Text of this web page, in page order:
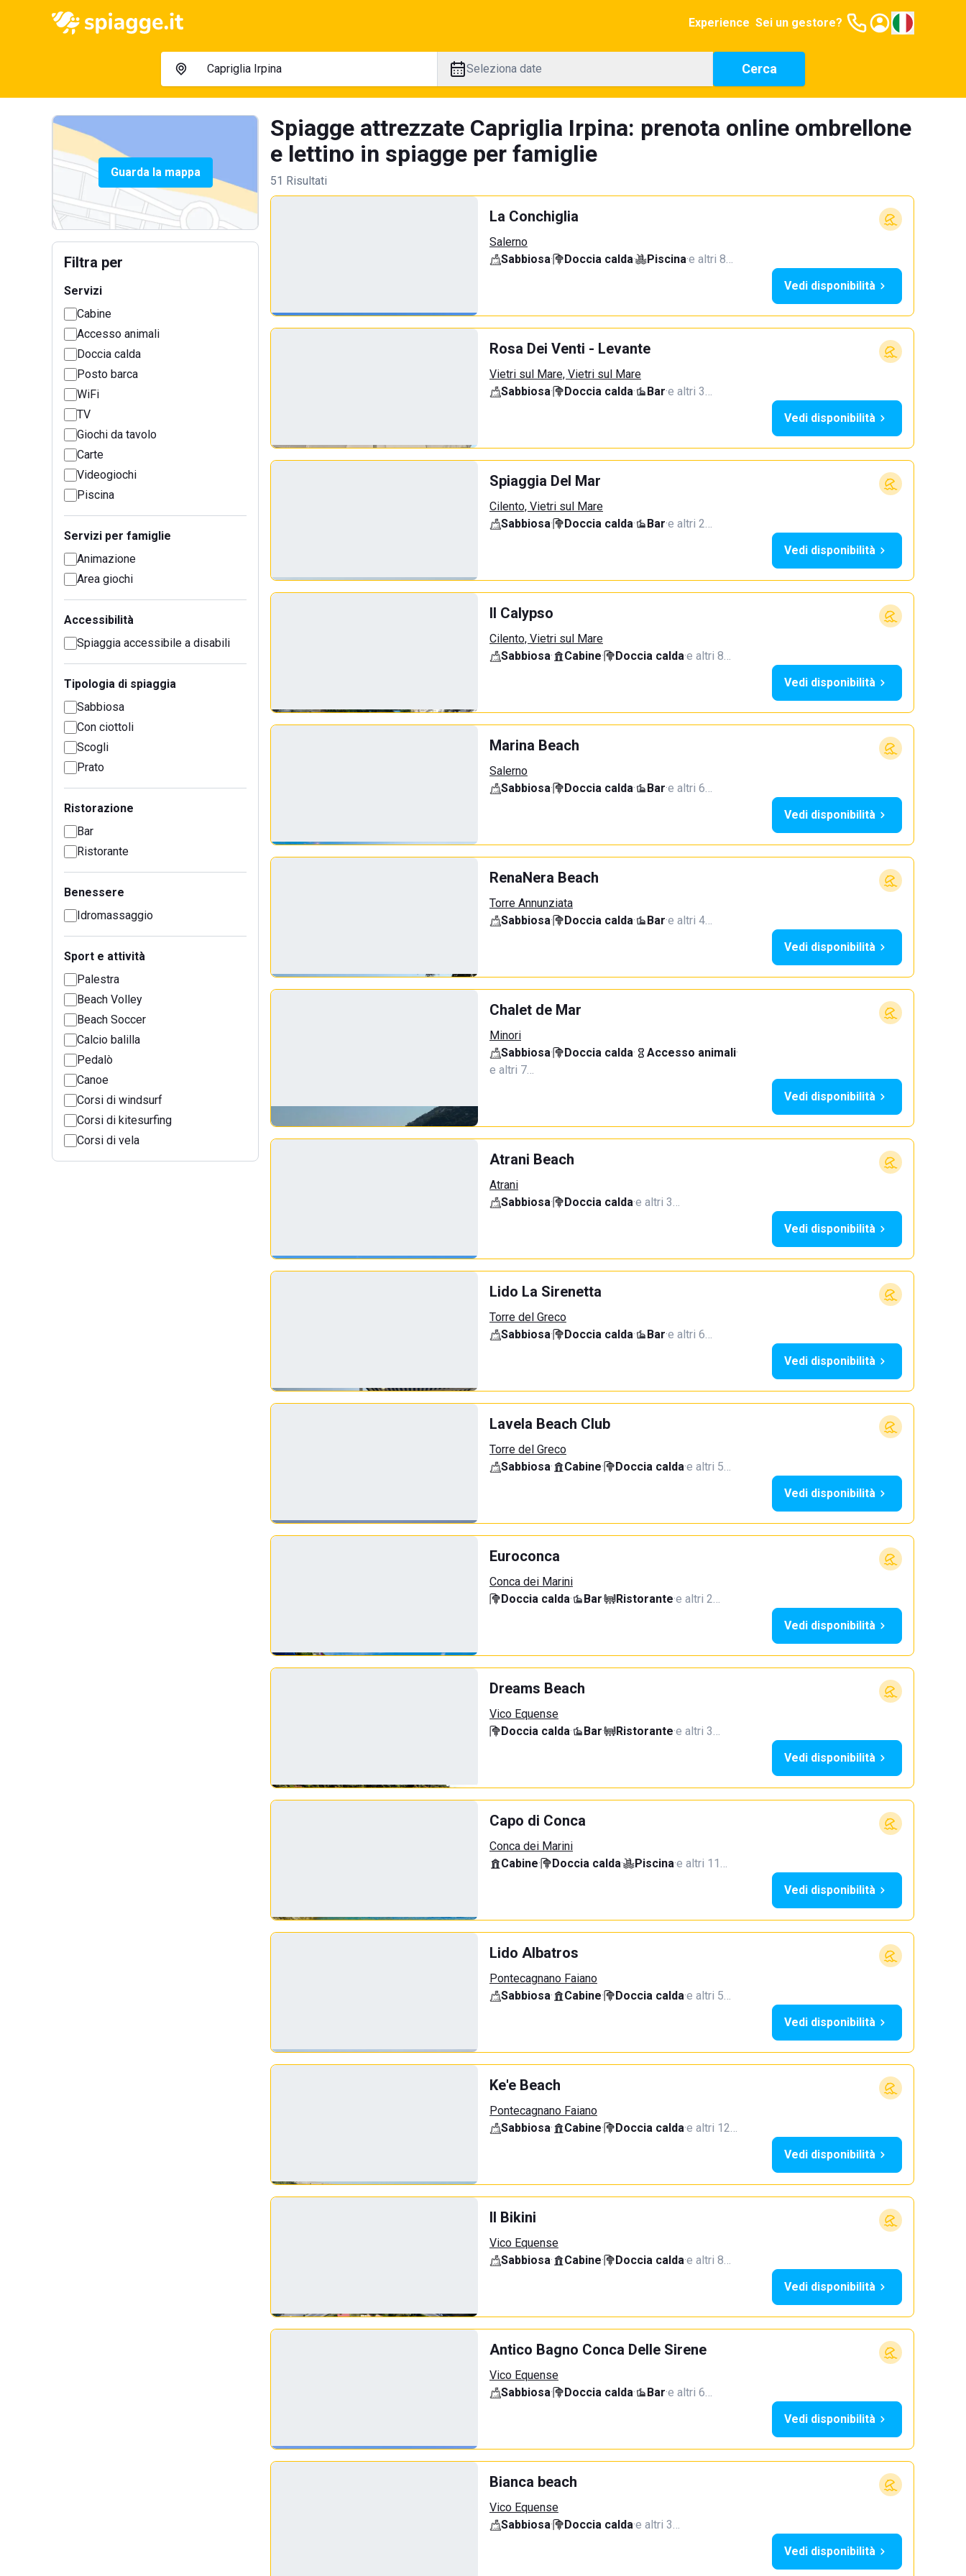
Experience Sei un gestore?
Seleziona date Cerca
Guarda la mappa
Filtra per
Servizi
Cabine
Accesso animali
Doccia calda
Posto barca
WiFi
TV
Giochi da tavolo
Carte
Videogiochi
Piscina
Servizi per famiglie
Animazione
Area giochi
Accessibilità
Spiaggia accessibile a disabili
Tipologia di spiaggia
Sabbiosa
Con ciottoli
Scogli
Prato
Ristorazione
Bar
Ristorante
Benessere
Idromassaggio
Sport e attività
Palestra
Beach Volley
Beach Soccer
Calcio balilla
Pedalò
Canoe
Corsi di windsurf
Corsi di kitesurfing
Corsi di vela
Spiagge attrezzate Capriglia Irpina: prenota online ombrellone
e lettino in spiagge per famiglie
51 Risultati
La Conchiglia
Salerno
Sabbiosa· Doccia calda· Piscina·e altri 8…
Vedi disponibilità
Rosa Dei Venti - Levante
Vietri sul Mare, Vietri sul Mare
Sabbiosa· Doccia calda· Bar·e altri 3…
Vedi disponibilità
Spiaggia Del Mar
Cilento, Vietri sul Mare
Sabbiosa· Doccia calda· Bar·e altri 2…
Vedi disponibilità
Il Calypso
Cilento, Vietri sul Mare
Sabbiosa· Cabine· Doccia calda·e altri 8…
Vedi disponibilità
Marina Beach
Salerno
Sabbiosa· Doccia calda· Bar·e altri 6…
Vedi disponibilità
RenaNera Beach
Torre Annunziata
Sabbiosa· Doccia calda· Bar·e altri 4…
Vedi disponibilità
Chalet de Mar
Minori
Sabbiosa· Doccia calda· Accesso animali·
e altri 7…
Vedi disponibilità
Atrani Beach
Atrani
Sabbiosa· Doccia calda·e altri 3…
Vedi disponibilità
Lido La Sirenetta
Torre del Greco
Sabbiosa· Doccia calda· Bar·e altri 6…
Vedi disponibilità
Lavela Beach Club
Torre del Greco
Sabbiosa· Cabine· Doccia calda·e altri 5…
Vedi disponibilità
Euroconca
Conca dei Marini
Doccia calda· Bar· Ristorante·e altri 2…
Vedi disponibilità
Dreams Beach
Vico Equense
Doccia calda· Bar· Ristorante·e altri 3…
Vedi disponibilità
Capo di Conca
Conca dei Marini
Cabine· Doccia calda· Piscina·e altri 11…
Vedi disponibilità
Lido Albatros
Pontecagnano Faiano
Sabbiosa· Cabine· Doccia calda·e altri 5…
Vedi disponibilità
Ke'e Beach
Pontecagnano Faiano
Sabbiosa· Cabine· Doccia calda·e altri 12…
Vedi disponibilità
Il Bikini
Vico Equense
Sabbiosa· Cabine· Doccia calda·e altri 8…
Vedi disponibilità
Antico Bagno Conca Delle Sirene
Vico Equense
Sabbiosa· Doccia calda· Bar·e altri 6…
Vedi disponibilità
Bianca beach
Vico Equense
Sabbiosa· Doccia calda·e altri 3…
Vedi disponibilità